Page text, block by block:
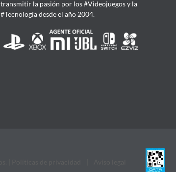
transmitir la pasión por los #Videojuegos y la
#Tecnología desde el año 2004.